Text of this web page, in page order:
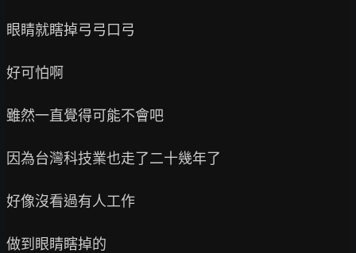
眼睛就瞎掉弓弓口弓
好可怕啊
雖然一直覺得可能不會吧
因為台灣科技業也走了二十幾年了
好像沒看過有人工作
做到眼睛瞎掉的